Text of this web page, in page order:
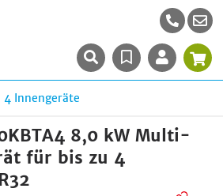
Innengeräte
8,0 kW Multi-
für bis zu 4